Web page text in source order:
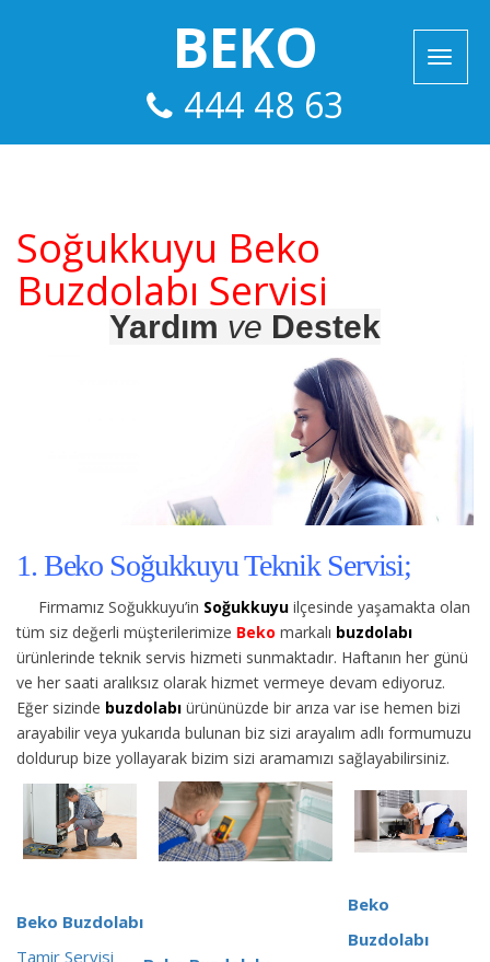
BEKO
444 48 63
Soğukkuyu Beko
Buzdolabı Servisi
Yardım ve Destek
1. Beko Soğukkuyu Teknik Servisi;
Firmamız Soğukkuyu’in Soğukkuyu ilçesinde yaşamakta olan
tüm siz değerli müşterilerimize Beko markalı buzdolabı
ürünlerinde teknik servis hizmeti sunmaktadır. Haftanın her günü
ve her saati aralıksız olarak hizmet vermeye devam ediyoruz.
Eğer sizinde buzdolabı ürününüzde bir arıza var ise hemen bizi
arayabilir veya yukarıda bulunan biz sizi arayalım adlı formumuzu
doldurup bize yollayarak bizim sizi aramamızı sağlayabilirsiniz.
Beko Buzdolabı
Tamir Servisi
Beko
Buzdolabı